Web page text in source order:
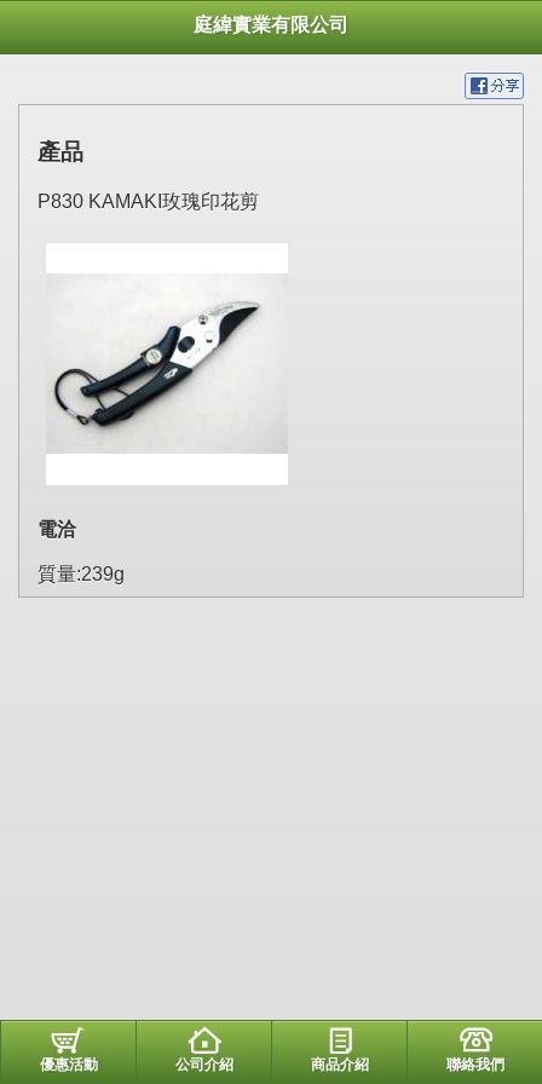
庭緯實業有限公司
產品
P830 KAMAKI玫瑰印花剪
電洽
質量:239g
優惠活動 公司介紹 商品介紹 聯絡我們